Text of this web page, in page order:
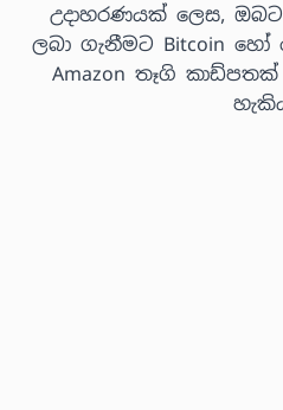
උදාහරණයක් ලෙස,
ලබා ගැනීමට Bitcoin
Amazon තෑගි